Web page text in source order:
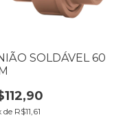
SOLDÁVEL 60
de R$11,61